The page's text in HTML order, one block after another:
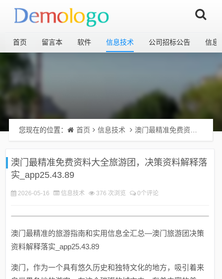
首页 留言本 软件 信息技术 公司招标公告 信息
您现在的位置： 首页 信息技术 澳门最精准免费资料大全旅游团，决策资料解释落实_app25.43.89
澳门最精准免费资料大全旅游团，决策资料解释落
实_app25.43.89
2026-05-16 信息技术 376 次浏览 0个评论
澳门最精准的旅游指南和实用信息全汇总—澳门旅游团决策
资料解释落实_app25.43.89
澳门，作为一个具有悠久历史和独特文化的地方，吸引着来